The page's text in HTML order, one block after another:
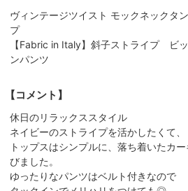
ヴィンテージツイスト モックネックタ
プ
【Fabric in Italy】斜子ストライプ ビ
ンパンツ
【コメント】
休日のリラックススタイル
ネイビーのストライプを活かしたくて、
トップスはシンプルに、落ち着いたカ
びました。
ゆったりなパンツはベルト付きなので